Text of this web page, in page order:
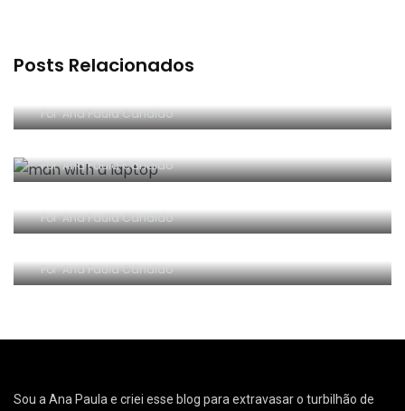
Posts Relacionados
PorAna Paula Cândido
Oi sumido!
PorAna Paula Cândido
A Síndrome do Próximo
PorAna Paula Cândido
Legenda repetida: melhor turma!
PorAna Paula Cândido
Sou a Ana Paula e criei esse blog para extravasar o turbilhão de